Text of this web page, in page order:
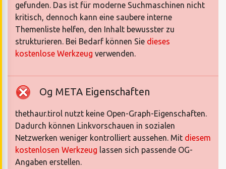
gefunden. Das ist für moderne Suchmaschinen nicht
kritisch, dennoch kann eine saubere interne
Themenliste helfen, den Inhalt bewusster zu
strukturieren. Bei Bedarf können Sie dieses
kostenlose Werkzeug verwenden.
Og META Eigenschaften
thethaur.tirol nutzt keine Open-Graph-Eigenschaften.
Dadurch können Linkvorschauen in sozialen
Netzwerken weniger kontrolliert aussehen. Mit diesem
kostenlosen Werkzeug lassen sich passende OG-
Angaben erstellen.